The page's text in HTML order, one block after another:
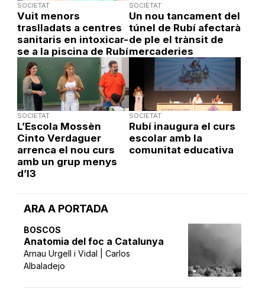
ARA A PORTADA
BOSCOS
Anatomia del foc a Catalunya
Arnau Urgell i Vidal | Carlos
Albaladejo
SOCIETAT
Vuit menors
traslladats a centres
sanitaris en intoxicar-
se a la piscina de Rubí
SOCIETAT
Un nou tancament del
túnel de Rubí afectarà
de ple el trànsit de
mercaderies
SOCIETAT
L’Escola Mossèn
Cinto Verdaguer
arrenca el nou curs
amb un grup menys
d’I3
SOCIETAT
Rubí inaugura el curs
escolar amb la
comunitat educativa